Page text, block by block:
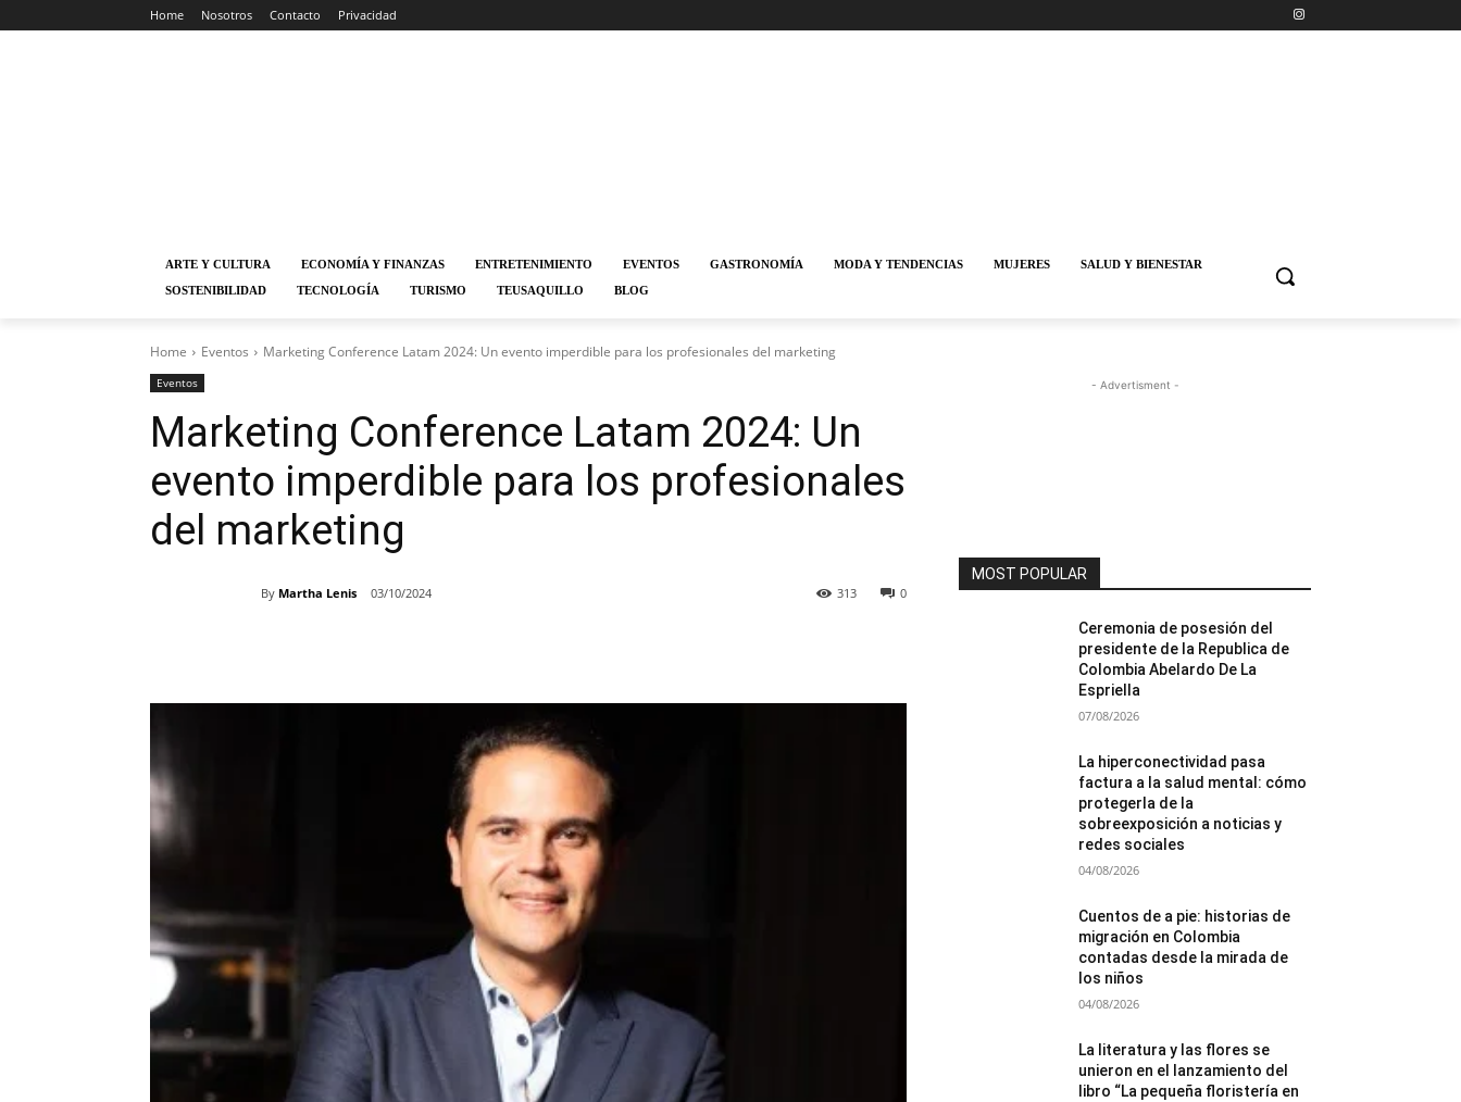
Home Nosotros Contacto Privacidad
ARTE Y CULTURA ECONOMÍA Y FINANZAS ENTRETENIMIENTO EVENTOS GASTRONOMÍA MODA Y TENDENCIAS MUJERES
SALUD Y BIENESTAR
SOSTENIBILIDAD
TECNOLOGÍA TURISMO TEUSAQUILLO BLOG
Home Eventos Marketing Conference Latam 2024: Un evento imperdible para los profesionales del marketing
Eventos
Marketing Conference Latam 2024: Un
evento imperdible para los profesionales
del marketing
By Martha Lenis 03/10/2024 0
313
- Advertisment -
MOST POPULAR
Ceremonia de posesión del
presidente de la Republica de
Colombia Abelardo De La
Espriella
07/08/2026
La hiperconectividad pasa
factura a la salud mental: cómo
protegerla de la
sobreexposición a noticias y
redes sociales
04/08/2026
Cuentos de a pie: historias de
migración en Colombia
contadas desde la mirada de
los niños
04/08/2026
La literatura y las flores se
unieron en el lanzamiento del
libro “La pequeña floristería en